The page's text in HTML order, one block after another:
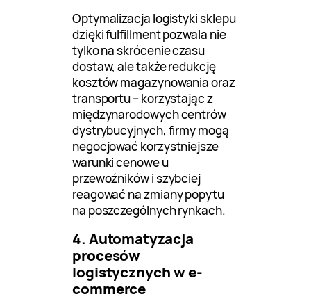
Optymalizacja logistyki sklepu
dzięki fulfillment pozwala nie
tylko na skrócenie czasu
dostaw, ale także redukcję
kosztów magazynowania oraz
transportu – korzystając z
międzynarodowych centrów
dystrybucyjnych, firmy mogą
negocjować korzystniejsze
warunki cenowe u
przewoźników i szybciej
reagować na zmiany popytu
na poszczególnych rynkach.
4. Automatyzacja
procesów
logistycznych w e-
commerce